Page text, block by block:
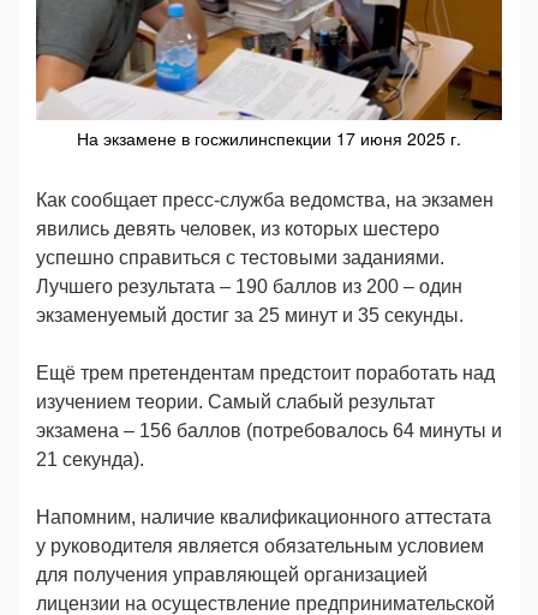
На экзамене в госжилинспекции 17 июня 2025 г.
Как сообщает пресс-служба ведомства, на экзамен
явились девять человек, из которых шестеро
успешно справиться с тестовыми заданиями.
Лучшего результата – 190 баллов из 200 – один
экзаменуемый достиг за 25 минут и 35 секунды.
Ещё трем претендентам предстоит поработать над
изучением теории. Самый слабый результат
экзамена – 156 баллов (потребовалось 64 минуты и
21 секунда).
Напомним, наличие квалификационного аттестата
у руководителя является обязательным условием
для получения управляющей организацией
лицензии на осуществление предпринимательской